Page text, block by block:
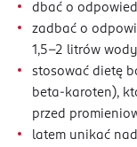
dbać o
zadbać o
1,5-2 litrów
stosować dietę
beta-karoten),
przed
latem unikać